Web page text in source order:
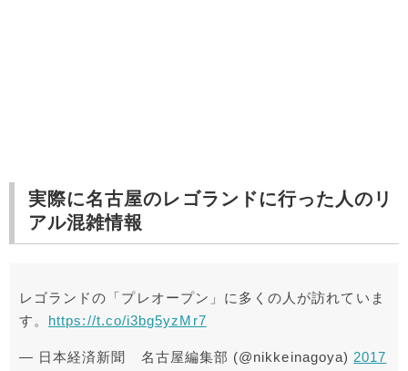
実際に名古屋のレゴランドに行った人のリ
アル混雑情報
レゴランドの「プレオープン」に多くの人が訪れていま
す。 https://t.co/i3bg5yzMr7
— 日本経済新聞 名古屋編集部 (@nikkeinagoya) 2017